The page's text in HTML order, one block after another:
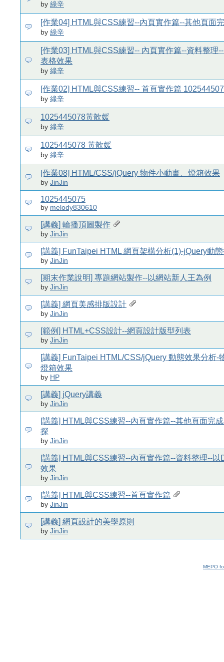
by 綠辛
[作業04] HTML與CSS練習--內頁實作篇--其他頁面
by 綠辛
[作業03] HTML與CSS練習-- 內頁實作篇--資料整理
表格效果
by 綠辛
[作業02] HTML與CSS練習-- 首頁實作篇
by 綠辛
1025445078黃歆媛
by 綠辛
1025445078 黃歆媛
by 綠辛
[作業08] HTML/CSS/jQuery 物件小動畫、燈箱效果
by JinJin
1025445075
by melody830610
[講義] 輪播頂圖製作
by JinJin
[講義] FunTaipei HTML 網頁架構分析(1)-jQuery動
by JinJin
[期末作業說明] 專題網站製作--以網站新人王為例
by JinJin
[講義] 網頁美感排版設計
by JinJin
[範例] HTML+CSS設計--網頁設計版型列表
by JinJin
[講義] FunTaipei HTML/CSS/jQuery 動態效果分析-
燈箱效果
by HP
[講義] jQuery講義
by JinJin
[講義] HTML與CSS練習--內頁實作篇--其他頁面完
探
by JinJin
[講義] HTML與CSS練習--內頁實作篇--資料整理--以
效果
by JinJin
[講義] HTML與CSS練習--首頁實作篇
by JinJin
[講義] 網頁設計的美學原則
by JinJin
MEPO